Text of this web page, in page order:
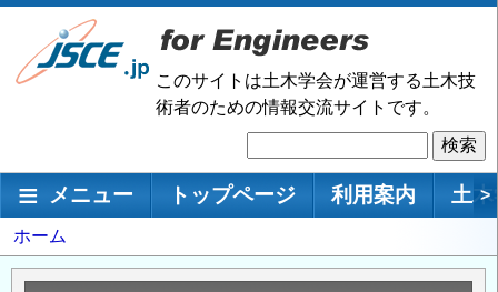
メ
ン
移
このサイトは土木学会が運営する土木技
術者のための情報交流サイトです。
索
メインナビゲーション
メニュー トップページ 利用案内 土 >
パ
ン
ホーム